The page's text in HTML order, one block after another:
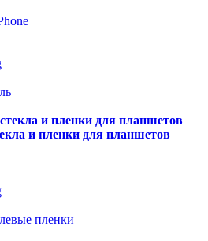
и пленки для планшетов
пленки